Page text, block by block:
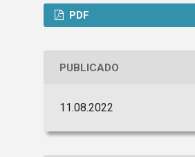
PDF
PUBLICADO
11.08.2022